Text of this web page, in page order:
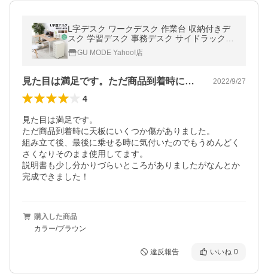
L字デスク ワークデスク 作業台 収納付きデ
スク 学習デスク 事務デスク サイドラック付
きデスク オフィス 在宅ワーク
GU MODE Yahoo!店
見た目は満足です。ただ商品到着時に天板… 2022/9/27
4
見た目は満足です。
ただ商品到着時に天板にいくつか傷がありました。
組み立て後、最後に乗せる時に気付いたのでもうめんどく
さくなりそのまま使用してます。
説明書も少し分かりづらいところがありましたがなんとか
完成できました！
購入した商品
カラー/ブラウン
違反報告 いいね 0